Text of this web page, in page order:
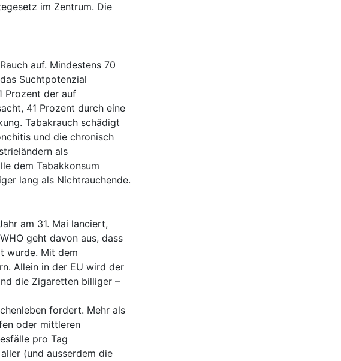
im Zentrum. Die
auf. Mindestens 70
Suchtpotenzial
Prozent der auf
41 Prozent durch eine
Tabakrauch schädigt
und die chronisch
als
dem Tabakkonsum
lang als Nichtrauchende.
am 31. Mai lanciert,
geht davon aus, dass
wurde. Mit dem
Allein in der EU wird der
die Zigaretten billiger –
fordert. Mehr als
oder mittleren
pro Tag
(und ausserdem die